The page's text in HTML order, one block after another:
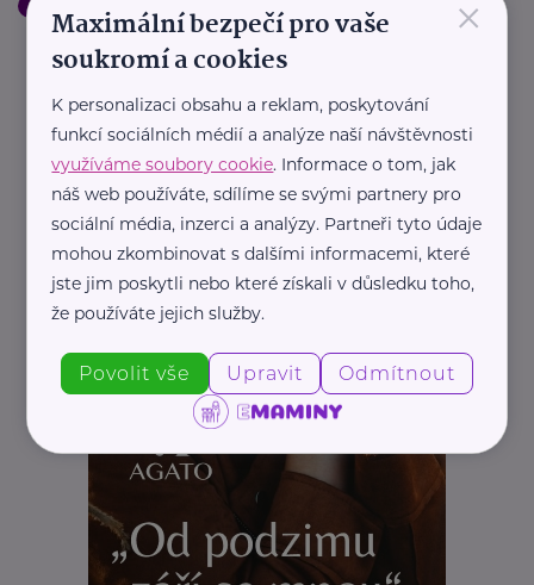
Práce, zaměstnání ×
Maximální bezpečí pro vaše
soukromí a cookies
K personalizaci obsahu a reklam, poskytování
funkcí sociálních médií a analýze naší návštěvnosti
využíváme soubory cookie. Informace o tom, jak
náš web používáte, sdílíme se svými partnery pro
sociální média, inzerci a analýzy. Partneři tyto údaje
mohou zkombinovat s dalšími informacemi, které
jste jim poskytli nebo které získali v důsledku toho,
že používáte jejich služby.
Povolit vše Upravit Odmítnout